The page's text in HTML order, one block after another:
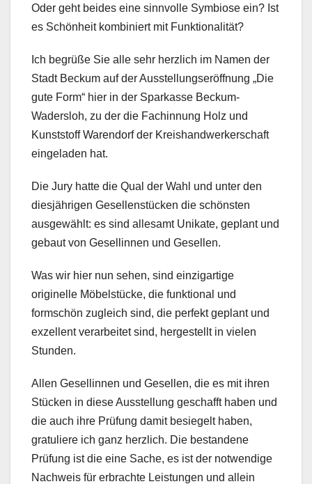
Oder geht beides eine sinnvolle Symbiose ein? Ist
es Schönheit kombiniert mit Funktionalität?
Ich begrüße Sie alle sehr herzlich im Namen der
Stadt Beckum auf der Ausstellungseröffnung „Die
gute Form“ hier in der Sparkasse Beckum-
Wadersloh, zu der die Fachinnung Holz und
Kunststoff Warendorf der Kreishandwerkerschaft
eingeladen hat.
Die Jury hatte die Qual der Wahl und unter den
diesjährigen Gesellenstücken die schönsten
ausgewählt: es sind allesamt Unikate, geplant und
gebaut von Gesellinnen und Gesellen.
Was wir hier nun sehen, sind einzigartige
originelle Möbelstücke, die funktional und
formschön zugleich sind, die perfekt geplant und
exzellent verarbeitet sind, hergestellt in vielen
Stunden.
Allen Gesellinnen und Gesellen, die es mit ihren
Stücken in diese Ausstellung geschafft haben und
die auch ihre Prüfung damit besiegelt haben,
gratuliere ich ganz herzlich. Die bestandene
Prüfung ist die eine Sache, es ist der notwendige
Nachweis für erbrachte Leistungen und allein